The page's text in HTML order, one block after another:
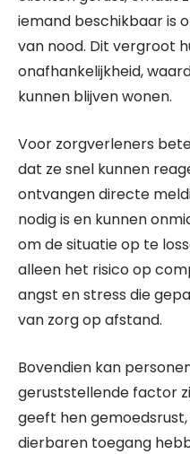
iemand beschikbaar is
van nood. Dit vergroot
onafhankelijkheid,
kunnen blijven wonen.
Voor zorgverleners
dat ze snel kunnen
ontvangen directe
nodig is en kunnen
om de situatie op te
alleen het risico op
angst en stress die
van zorg op afstand.
Bovendien kan
geruststellende factor
geeft hen
dierbaren toegang